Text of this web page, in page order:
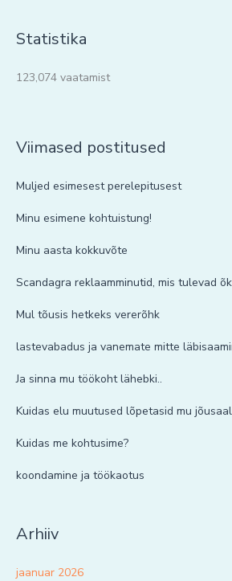
Statistika
123,074 vaatamist
Viimased postitused
Muljed esimesest perelepitusest
Minu esimene kohtuistung!
Minu aasta kokkuvõte
Scandagra reklaamminutid, mis tulevad
Mul tõusis hetkeks vererõhk
lastevabadus ja vanemate mitte
Ja sinna mu töökoht lähebki..
Kuidas elu muutused lõpetasid mu
Kuidas me kohtusime?
koondamine ja töökaotus
Arhiiv
jaanuar 2026